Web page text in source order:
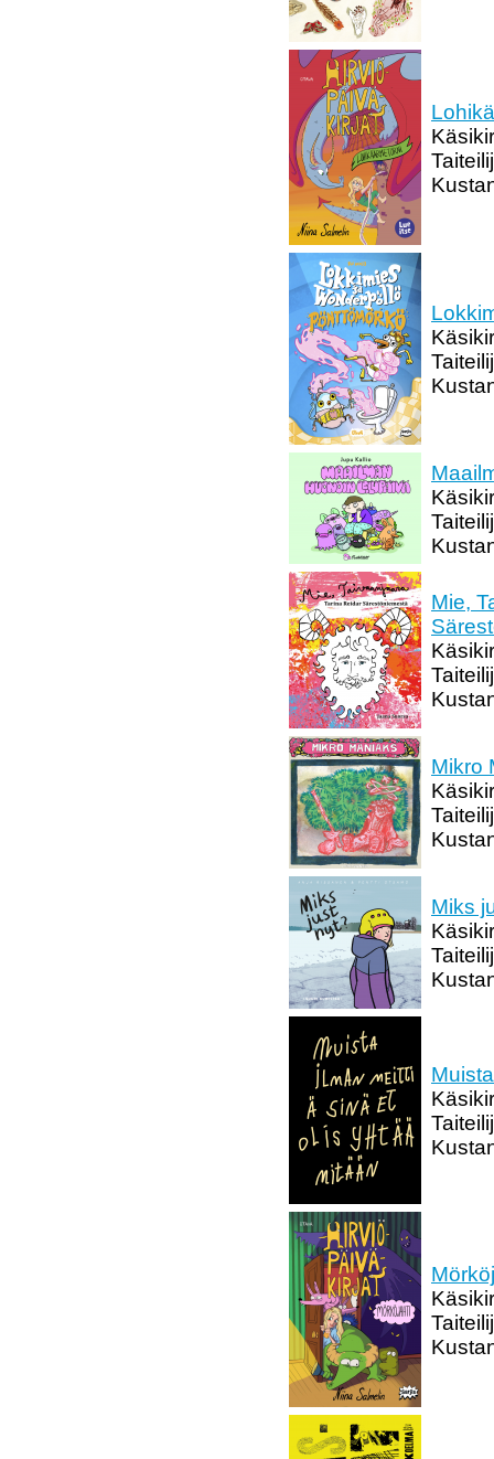
Mie,
Mikro
Miks